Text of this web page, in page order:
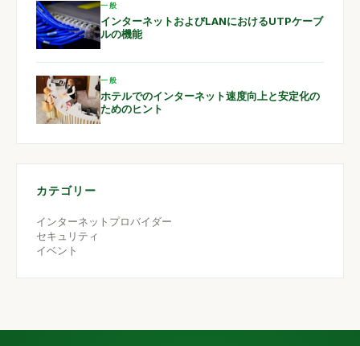
一般
インターネットおよびLANにおけるUTPケーブ
ルの機能
一般
ホテルでのインターネット速度向上と安定化の
ためのヒント
カテゴリー
インターネットプロバイダー
セキュリティ
イベント